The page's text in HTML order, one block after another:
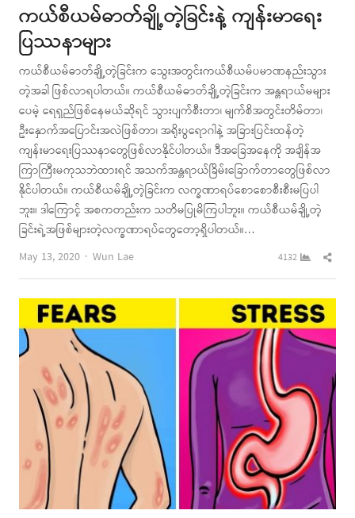
ကယ်စီယမ်ဓာတ်ချို့တဲ့ခြင်းနဲ့ ကျန်းမာရေး
ပြဿနာများ
ကယ်စီယမ်ဓာတ်ချို့တဲ့ခြင်းက သွေးအတွင်းကယ်စီယမ်ပမာဏနည်းသွား
တဲ့အခါ ဖြစ်လာရပါတယ်။ ကယ်စီယမ်ဓာတ်ချို့တဲ့ခြင်းက အန္တရာယ်မများ
ပေမဲ့ ရေရှည်ဖြစ်နေမယ်ဆိုရင် သွားပျက်စီးတာ၊ မျက်စိအတွင်းတိမ်တာ၊
ဦးနှောက်အပြောင်းအလဲဖြစ်တာ၊ အရိုးပွရောဂါနဲ့ အခြားပြင်းထန်တဲ့
ကျန်းမာရေးပြဿနာတွေဖြစ်လာနိုင်ပါတယ်။ ဒီအခြေအနေကို အချိန်အ
ကြာကြီးမကုသဘဲထားရင် အသက်အန္တရာယ်ခြိမ်းခြောက်တာတွေဖြစ်လာ
နိုင်ပါတယ်။ ကယ်စီယမ်ချို့တဲ့ခြင်းက လက္ခဏာရပ်စောစောစီးစီးမပြပါ
ဘူး။ ဒါကြောင့် အစကတည်းက သတိမပြုမိကြပါဘူး။ ကယ်စီယမ်ချို့တဲ့
ခြင်းရဲ့အဖြစ်များတဲ့လက္ခဏာရပ်တွေတော့ရှိပါတယ်။…
May 13, 2020
Author
Wun Lae 4132